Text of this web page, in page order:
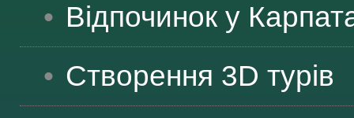
Відпочинок у
Створення 3D турів